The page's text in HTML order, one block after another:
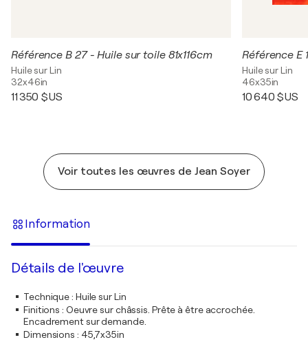
Référence B 27 - Huile sur toile 81x116cm
Huile sur Lin
32x46in
11 350 $US
Référence E
Huile sur Lin
46x35in
10 640 $US
Voir toutes les œuvres de Jean Soyer
Information
Détails de l'œuvre
Technique: Huile sur Lin
Finitions : Oeuvre sur châssis. Prête à être accrochée.
Encadrement sur demande.
Dimensions : 45,7x35in